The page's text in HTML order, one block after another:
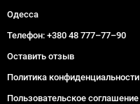
Одесса
Телефон: +380 48 777–77–90
Оставить отзыв
Политика конфиденциальности
Пользовательское соглашение